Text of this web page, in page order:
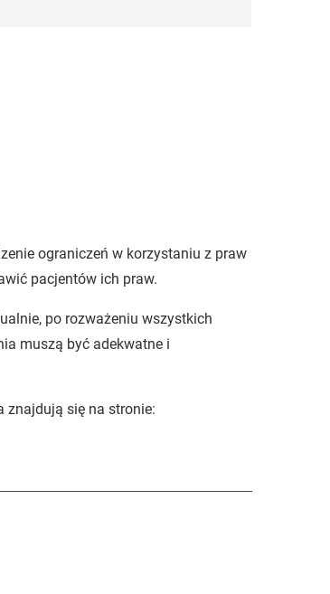
ograniczeń w korzystaniu z praw
pacjentów ich praw.
po rozważeniu wszystkich
muszą być adekwatne i
znajdują się na stronie: